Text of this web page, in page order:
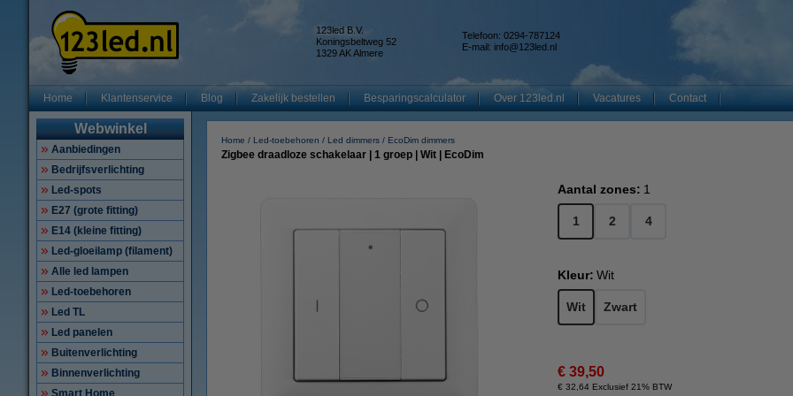
123led B.V.
Koningsbeltweg 52
1329 AK Almere
Telefoon: 0294-787124
E-mail: info@123led.nl
Home Klantenservice Blog Zakelijk bestellen Besparingscalculator Over 123led.nl Vacatures Contact
Webwinkel
Aanbiedingen
Bedrijfsverlichting
Led-spots
E27 (grote fitting)
E14 (kleine fitting)
Led-gloeilamp (filament)
Alle led lampen
Led-toebehoren
Led TL
Led panelen
Buitenverlichting
Binnenverlichting
Smart Home
Home Led-toebehoren Led dimmers EcoDim dimmers
Zigbee draadloze schakelaar | 1 groep | Wit | EcoDim
Aantal zones: 1
1 2 4
Kleur: Wit
Wit Zwart
€ 39,50
€ 32,64 Exclusief 21% BTW